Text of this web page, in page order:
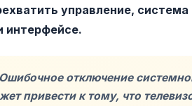
управление, система
интерфейсе.
отключение
привести к тому, что